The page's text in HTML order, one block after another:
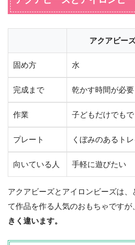
アクアビー
固め方 水
完成まで 乾かす時間が必要
作業 子どもだけでもで
プレート くぼみのあるトレ
向いている人 手軽に遊びたい
アクアビーズとアイロンビーズは
て作品を作る人気のおもちゃですが
きく違います。